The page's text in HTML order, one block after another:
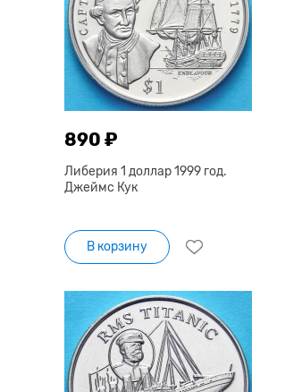
890 ₽
Либерия 1 доллар 1999 год.
Джеймс Кук
В корзину